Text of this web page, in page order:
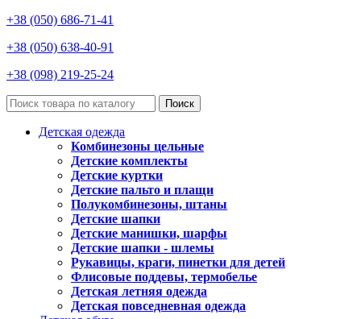
+38 (050) 686-71-41
+38 (050) 638-40-91
+38 (098) 219-25-24
Поиск
Детская одежда
Комбинезоны цельные
Детские комплекты
Детские куртки
Детские пальто и плащи
Полукомбинезоны, штаны
Детские шапки
Детские манишки, шарфы
Детские шапки - шлемы
Рукавицы, краги, пинетки для детей
Флисовые поддевы, термобелье
Детская летняя одежда
Детская повседневная одежда